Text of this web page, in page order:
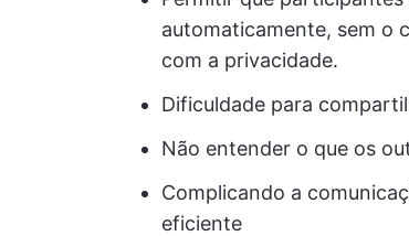
automaticamente, sem o
com a privacidade.
Dificuldade para
Não entender o que os
Complicando a
eficiente